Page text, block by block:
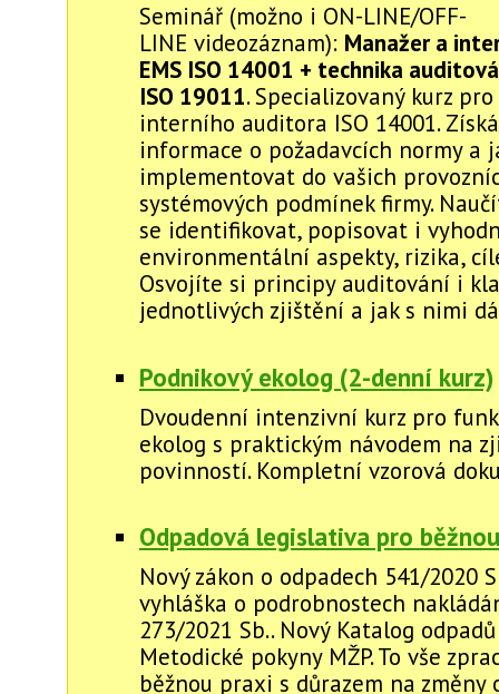
Seminář (možno i ON-LINE/OFF-
LINE videozáznam): Manažer a
EMS ISO 14001 + technika
ISO 19011. Specializovaný kurz
interního auditora ISO 14001.
informace o požadavcích normy a
implementovat do vašich
systémových podmínek firmy.
se identifikovat, popisovat i
environmentální aspekty, rizika,
Osvojíte si principy auditování i
jednotlivých zjištění a jak s nimi
Podnikový ekolog (2-denní kurz)
Dvoudenní intenzivní kurz pro
ekolog s praktickým návodem na
povinností. Kompletní vzorová
Odpadová legislativa pro
Nový zákon o odpadech 541/2020
vyhláška o podrobnostech
273/2021 Sb.. Nový Katalog odpadů
Metodické pokyny MŽP. To vše
běžnou praxi s důrazem na změny